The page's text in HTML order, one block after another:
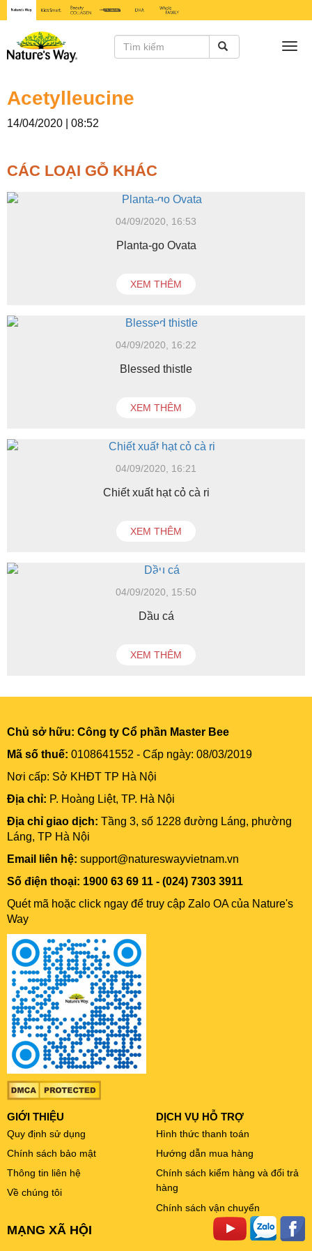
Acetylleucine
14/04/2020 | 08:52
CÁC LOẠI GỖ KHÁC
04/09/2020, 16:53
Planta-go Ovata
XEM THÊM
04/09/2020, 16:22
Blessed thistle
XEM THÊM
04/09/2020, 16:21
Chiết xuất hạt cỏ cà ri
XEM THÊM
04/09/2020, 15:50
Dầu cá
XEM THÊM
Chủ sở hữu: Công ty Cổ phần Master Bee
Mã số thuế: 0108641552 - Cấp ngày: 08/03/2019
Nơi cấp: Sở KHĐT TP Hà Nội
Địa chỉ: P. Hoàng Liệt, TP. Hà Nội
Địa chỉ giao dịch: Tầng 3, số 1228 đường Láng, phường
Láng, TP Hà Nội
Email liên hệ: support@natureswayvietnam.vn
Số điện thoại: 1900 63 69 11 - (024) 7303 3911
Quét mã hoặc click ngay để truy cập Zalo OA của Nature's
Way
GIỚI THIỆU
Quy định sử dụng
Chính sách bảo mật
Thông tin liên hệ
Về chúng tôi
DỊCH VỤ HỖ TRỢ
Hình thức thanh toán
Hướng dẫn mua hàng
Chính sách kiểm hàng và đổi trả
hàng
Chính sách vận chuyển
MẠNG XÃ HỘI